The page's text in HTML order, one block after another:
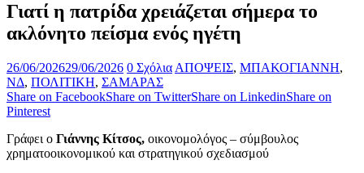
Γιατί η πατρίδα χρειάζεται σήμερα το
ακλόνητο πείσμα ενός ηγέτη
26/06/202629/06/2026 0 Σχόλια ΑΠΟΨΕΙΣ, ΜΠΑΚΟΓΙΑΝΝΗ,
ΝΔ, ΠΟΛΙΤΙΚΗ, ΣΑΜΑΡΑΣ
Share on FacebookShare on TwitterShare on LinkedinShare on
Pinterest
Γράφει ο Γιάννης Κίτσος, οικονομολόγος – σύμβουλος
χρηματοοικονομικού και στρατηγικού σχεδιασμού